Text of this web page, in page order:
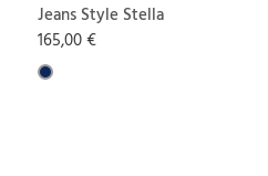
Jeans Style Stella
165,00 €